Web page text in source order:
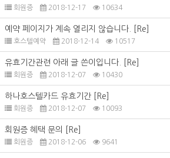
회원증 2018-12-17 10634
예약 페이지가 계속 열리지 않습니다. [Re]
호스텔예약 2018-12-14 10517
유효기간관련 아래 글 쓴이입니다. [Re]
회원증 2018-12-07 10430
하나호스텔카드 유효기간 [Re]
회원증 2018-12-07 10093
회원증 혜택 문의 [Re]
회원증 2018-12-06 9641